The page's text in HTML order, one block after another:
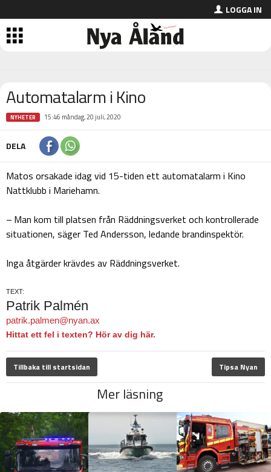
LOGGA IN
Automatalarm i Kino
NYHETER 15:46 måndag, 20 juli, 2020
DELA
Matos orsakade idag vid 15-tiden ett automatalarm i Kino
Nattklubb i Mariehamn.
– Man kom till platsen från Räddningsverket och kontrollerade
situationen, säger Ted Andersson, ledande brandinspektör.
Inga åtgärder krävdes av Räddningsverket.
TEXT:
Patrik Palmén
patrik.palmen@nyan.ax
Hittat ett fel i texten? Hör av dig här.
Tillbaka till startsidan Tipsa Nyan
Mer läsning